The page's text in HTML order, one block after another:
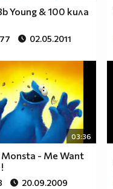
Young & 100 кила
02.05.2011
03:36
- Me Want
20.09.2009